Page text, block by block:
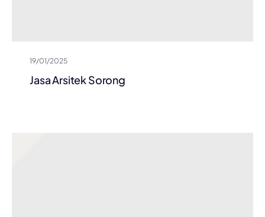
19/01/2025
Jasa Arsitek Sorong